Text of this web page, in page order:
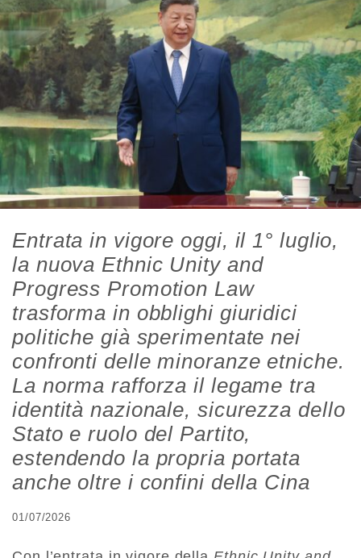
Entrata in vigore oggi, il 1° luglio,
la nuova Ethnic Unity and
Progress Promotion Law
trasforma in obblighi giuridici
politiche già sperimentate nei
confronti delle minoranze etniche.
La norma rafforza il legame tra
identità nazionale, sicurezza dello
Stato e ruolo del Partito,
estendendo la propria portata
anche oltre i confini della Cina
01/07/2026